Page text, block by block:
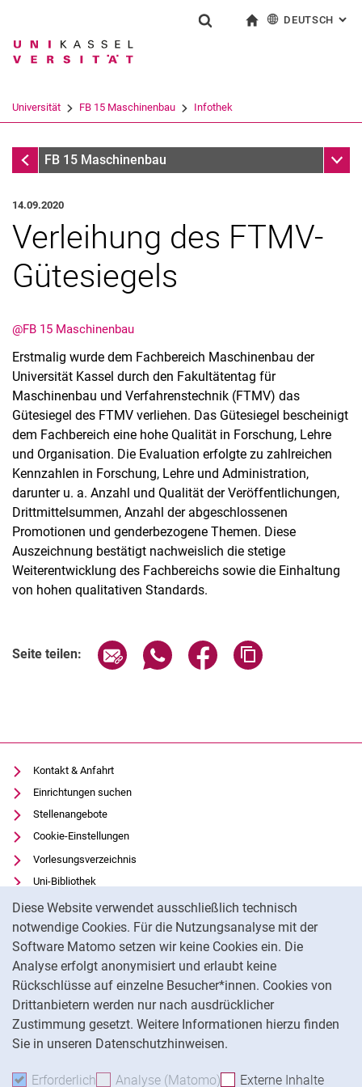
Springe direkt zu: Inhalt
Springe direkt zu: Suche
Springe direkt zu:
Diese Website verwendet ausschließlich technisch
notwendige Cookies. Für die Nutzungsanalyse mit der
Software Matomo setzen wir keine Cookies ein. Die
Analyse erfolgt anonymisiert und erlaubt keine
Rückschlüsse auf einzelne Besucher*innen. Cookies von
Drittanbietern werden nur nach ausdrücklicher
Zustimmung gesetzt. Weitere Informationen hierzu finden
Sie in unseren Datenschutzhinweisen.
Erforderlich Erforderliche Cookies akzeptieren
Analyse (Matomo) Analyse-Cookies
Externe Inhalte
Suchbegriff
Suchen (öffnet externen Link in einem
DEUTSCH :
Universität FB 15 Maschinenbau Infothek
InfothekFB 15 Maschinenbau
Stellenangebote
Angebote für Schüler:innen / Studieninteressierte
50 Jahre Maschinenbau
Mediathek
Suche
14.09.2020
Verleihung des FTMV-
Gütesiegels
@FB 15 Maschinenbau
Erstmalig wurde dem Fachbereich Maschinenbau der
Universität Kassel durch den Fakultätentag für
Maschinenbau und Verfahrenstechnik (FTMV) das
Gütesiegel des FTMV verliehen. Das Gütesiegel bescheinigt
dem Fachbereich eine hohe Qualität in Forschung, Lehre
und Organisation. Die Evaluation erfolgte zu zahlreichen
Kennzahlen in Forschung, Lehre und Administration,
darunter u. a. Anzahl und Qualität der Veröffentlichungen,
Drittmittelsummen, Anzahl der abgeschlossenen
Promotionen und genderbezogene Themen. Diese
Auszeichnung bestätigt nachweislich die stetige
Weiterentwicklung des Fachbereichs sowie die Einhaltung
von hohen qualitativen Standards.
Seite teilen: Seite über E-Mail teilen
Seite über WhatsApp teilen
Seite über Facebook
Kontakt & Anfahrt
Einrichtungen suchen
Stellenangebote
Cookie-Einstellungen
Vorlesungsverzeichnis
Uni-Bibliothek
Moodle
Panopto
Datenschutz
Barrierefreiheit
Transparenter KI-Einsatz